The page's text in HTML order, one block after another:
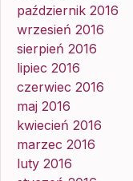
październik 2016
wrzesień 2016
sierpień 2016
lipiec 2016
czerwiec 2016
maj 2016
kwiecień 2016
marzec 2016
luty 2016